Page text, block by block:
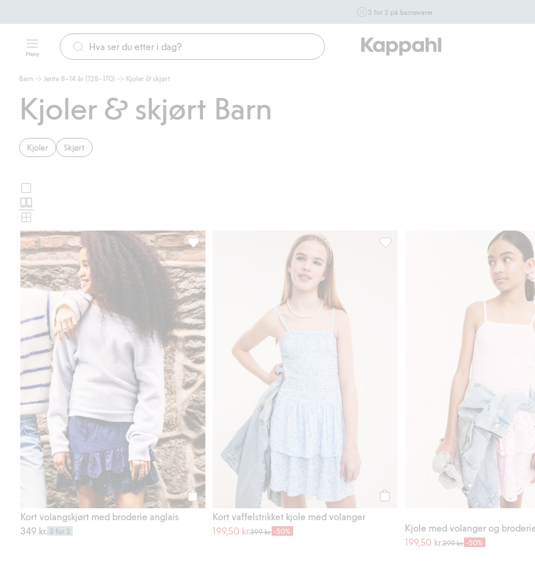
3 for 2 på barnevarer
inngår i tilbudet tom. 17/8 i butikk & online for deg som er
eller blir medlem. Kan ikke kombineres med andre tilbud
eller rabatter.
Meny
Barn Jente 8–14 år (128–170) Kjoler & skjørt
Kjoler & skjørt Barn
Kjoler Skjørt
Velg
oppsett
for
produktkort
bilder
Legg til
Kort volangskjørt med broderie anglais
349 kr. 3 for 2
Kort volangskjørt med broderie anglais, Legg til i favoriter
Kort vaffelstrikket kjole med volanger
199,50 kr.399 kr. -50%
Kort vaffelstrikket kjole med volanger,
Kjole med volanger og
199,50 kr.399 kr. -50%